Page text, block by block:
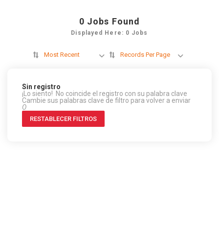
0 Jobs Found
Displayed Here: 0 Jobs
Most Recent Records Per Page
Sin registro
¡Lo siento! No coincide el registro con su palabra clave
Cambie sus palabras clave de filtro para volver a enviar
O
RESTABLECER FILTROS